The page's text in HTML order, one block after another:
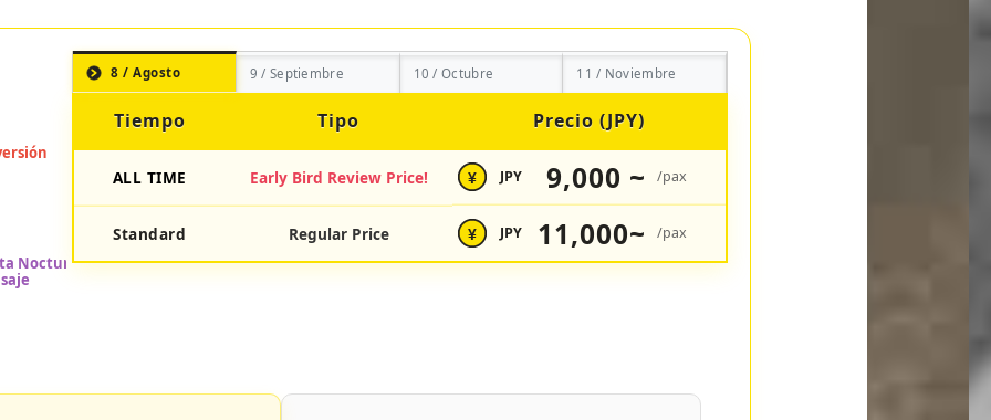
8 / Agosto 9 / Septiembre 10 / Octubre 11 / Noviembre
Tiempo Tipo Precio (JPY)
ALL TIME Early Bird Review Price! ¥ JPY 9,000 ~ /pax
Standard Regular Price ¥ JPY 11,000~ /pax